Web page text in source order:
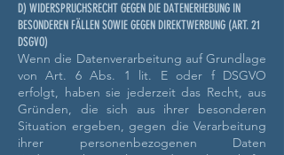
D) WIDERSPRUCHSRECHT GEGEN DIE DATENERHEBUNG IN
BESONDEREN FÄLLEN SOWIE GEGEN DIREKTWERBUNG (ART. 21
DSGVO)
Wenn die Datenverarbeitung auf Grundlage
von Art. 6 Abs. 1 lit. E oder f DSGVO
erfolgt, haben sie jederzeit das Recht, aus
Gründen, die sich aus ihrer besonderen
Situation ergeben, gegen die Verarbeitung
ihrer personenbezogenen Daten